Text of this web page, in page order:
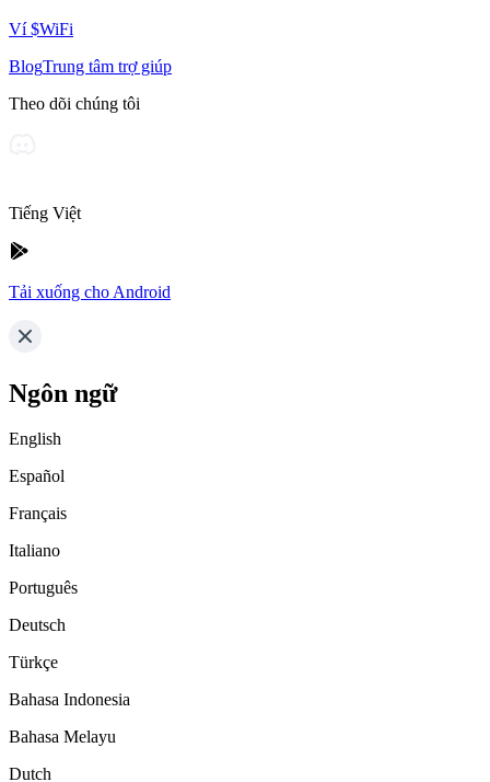
Ví $WiFi
BlogTrung tâm trợ giúp
Theo dõi chúng tôi
Tiếng Việt
Tải xuống cho Android
Ngôn ngữ
English
Español
Français
Italiano
Português
Deutsch
Türkçe
Bahasa Indonesia
Bahasa Melayu
Dutch